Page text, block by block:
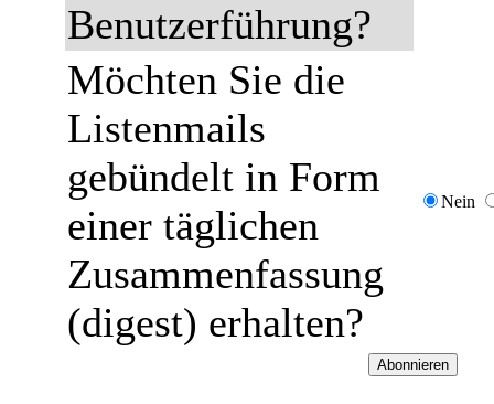
Benutzerführung?
Möchten Sie die
Listenmails
gebündelt in Form
einer täglichen
Zusammenfassung
(digest) erhalten?
Nein